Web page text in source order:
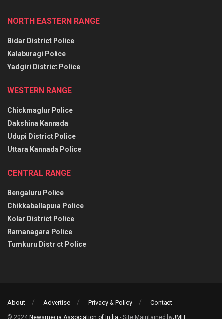
NORTH EASTERN RANGE
Bidar District Police
Kalaburagi Police
Yadgiri District Police
WESTERN RANGE
Chickmaglur Police
Dakshina Kannada
Udupi District Police
Uttara Kannada Police
CENTRAL RANGE
Bengaluru Police
Chikkaballapura Police
Kolar District Police
Ramanagara Police
Tumkuru District Police
About Advertise Privacy & Policy Contact
© 2024 Newsmedia Association of India - Site Maintained byJMIT.